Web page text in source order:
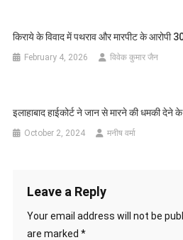
किराये के विवाद में पथराव और मारपीट के आरोपी
February 4, 2026 विवेक कुमार जैन
इलाहाबाद हाईकोर्ट ने जान से मारने की धमकी देने
October 2, 2024 मनीष वर्मा
Leave a Reply
Your email address will not be
are marked *